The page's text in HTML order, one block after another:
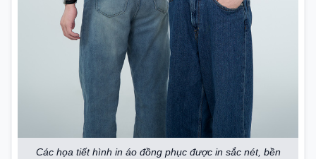
Các họa tiết hình in áo đồng phục được in sắc nét, bền